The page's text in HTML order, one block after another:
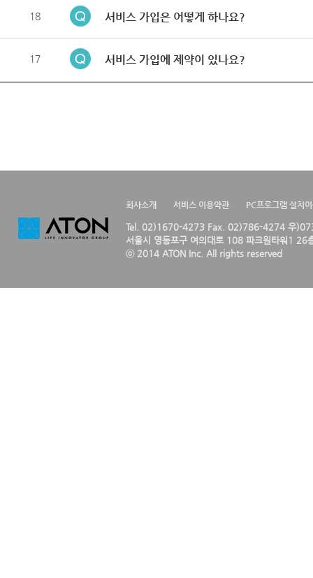
18 서비스 가입은 어떻게 하나요?
17 서비스 가입에 제약이 있나요?
회사소개 서비스 이용약관 PC프로그램 설치
Tel. 02)1670-4273 Fax. 02)786-4274 우
서울시 영등포구 여의대로 108 파크원타워1 26
ⓒ 2014 ATON Inc. All rights reserved